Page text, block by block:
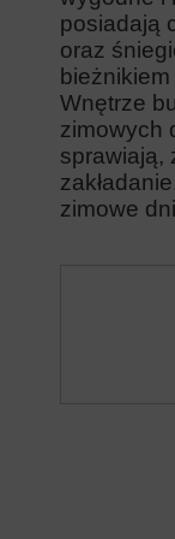
posiadają
oraz
Wnętrze
zimowych
sprawiają,
zimowe